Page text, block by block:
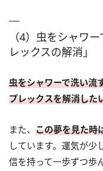
（4）虫をシャワ
レックスの解消」
虫をシャワーで洗い流
プレックスを解消した
また、 この夢を見た時
しています。運気が少
信を持って一歩ずつ歩